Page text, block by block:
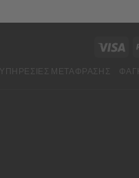
ΥΠΗΡΕΣΊΕΣ ΜΕΤΆΦΡΑΣΗΣ